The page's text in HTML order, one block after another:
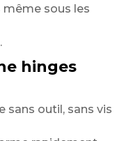
même sous les
hinges
sans outil, sans vis